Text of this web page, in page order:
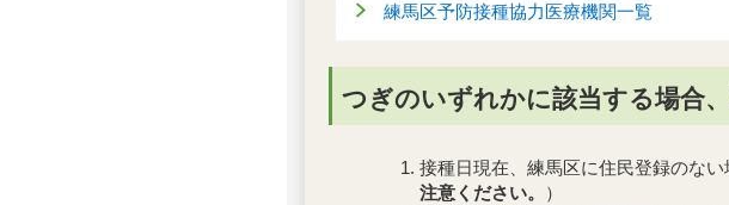
練馬区予防接種協力医療機関一覧
つぎのいずれかに該当する場合
接種日現在、練馬区に住民登録のない
注意ください。
）